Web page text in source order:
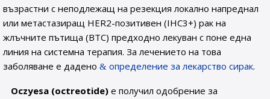
възрастни с неподлежащ на резекция локално напреднал
или метастазиращ HER2-позитивен (IHC3+) рак на
жлъчните пътища (BTC) предходно лекуван с поне една
линия на системна терапия. За лечението на това
заболяване е дадено
определение за лекарство сирак.
Oczyesa (octreotide) е получил одобрение за